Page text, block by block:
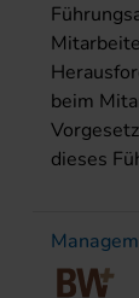
beim
dieses